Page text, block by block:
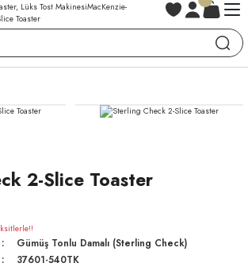
2-Slice Toaster
Gümüş Tonlu Damalı (Sterling Check)
37601-540TK